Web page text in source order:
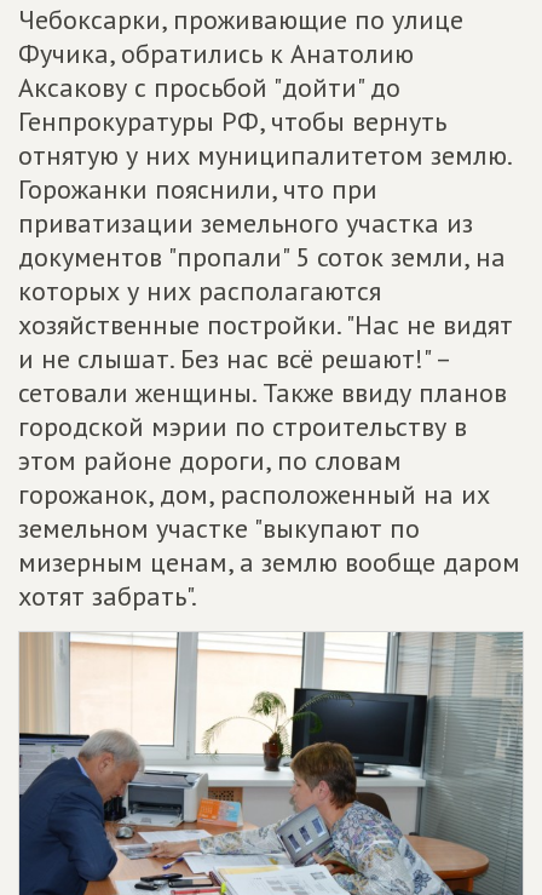
Чебоксарки, проживающие по улице
Фучика, обратились к Анатолию
Аксакову с просьбой "дойти" до
Генпрокуратуры РФ, чтобы вернуть
отнятую у них муниципалитетом землю.
Горожанки пояснили, что при
приватизации земельного участка из
документов "пропали" 5 соток земли, на
которых у них располагаются
хозяйственные постройки. "Нас не видят
и не слышат. Без нас всё решают!" –
сетовали женщины. Также ввиду планов
городской мэрии по строительству в
этом районе дороги, по словам
горожанок, дом, расположенный на их
земельном участке "выкупают по
мизерным ценам, а землю вообще даром
хотят забрать".